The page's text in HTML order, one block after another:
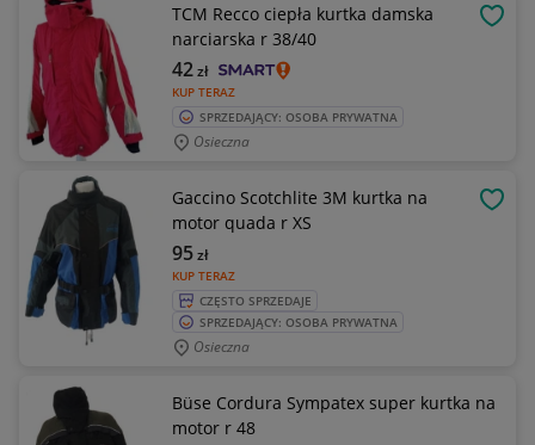
TCM Recco ciepła kurtka damska
narciarska r 38/40
KUP TERAZ
42zł
SPRZEDAJĄCY: OSOBA PRYWATNA
Osieczna
Gaccino Scotchlite 3M kurtka na
motor quada r XS
KUP TERAZ
95zł
CZĘSTO SPRZEDAJE
SPRZEDAJĄCY: OSOBA PRYWATNA
Osieczna
Büse Cordura Sympatex super kurtka na
motor r 48